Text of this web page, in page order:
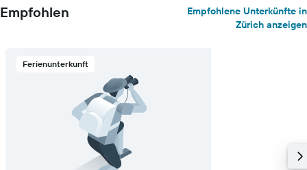
Empfohlen
Empfohlene Unterkünfte in
Zürich anzeigen
Ferienunterkunft